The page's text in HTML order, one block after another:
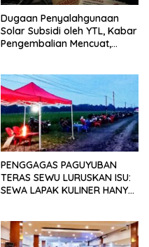
Dugaan Penyalahgunaan
Solar Subsidi oleh YTL, Kabar
Pengembalian Mencuat,
PENGGAGAS PAGUYUBAN
TERAS SEWU LURUSKAN ISU:
SEWA LAPAK KULINER HANYA